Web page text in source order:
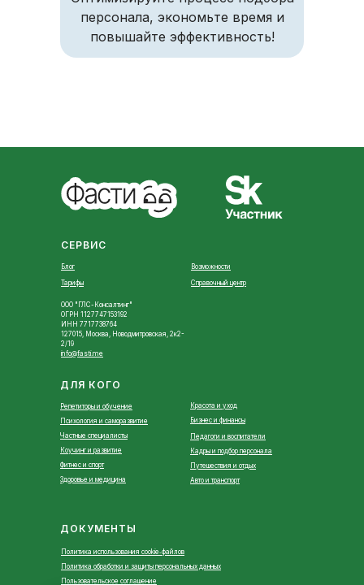
персонала, экономьте время и
повышайте эффективность!
СЕРВИС
Блог
Возможности
Справочный центр
ООО "ГЛС-Консалтинг"
ОГРН 1127747153192
ИНН 7717738764
127015, Москва, Новодмитровская, 2к2-
2/19
info@fasti.me
Тарифы
Коучинг и развитие Кадры и подбор персонала
Частные специалисты
Репетиторы и обучение
Психология и саморазвитие
Бизнес и финансы
Педагоги и воспитатели
Здоровье и медицина
Красота и уход
Авто и транспорт
Путешествия и отдых
Фитнес и спорт
Политика использования cookie‑файлов
Пользовательское соглашение
Политика обработки и защиты персональных данных
ДЛЯ КОГО
ДОКУМЕНТЫ